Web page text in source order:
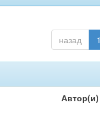
назад 1
Автор(и)